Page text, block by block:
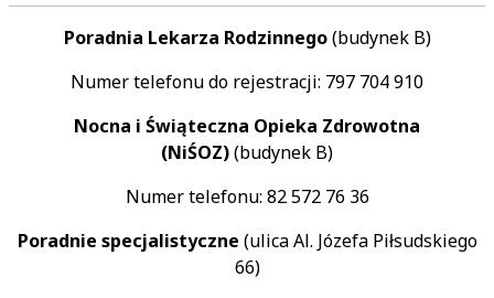
Poradnia Lekarza Rodzinnego(budynek B)
Numer telefonu do rejestracji: 797 704 910
Nocna i Świąteczna Opieka Zdrowotna
(NiŚOZ)(budynek B)
Numer telefonu: 82 572 76 36
Poradnie specjalistyczne (ulica Al. Józefa Piłsudskiego
66)